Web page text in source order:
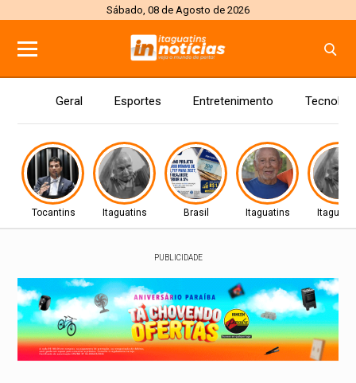
Sábado, 08 de Agosto de 2026
Geral Esportes Entretenimento
Tocantins Itaguatins Brasil Itaguatins
PUBLICIDADE